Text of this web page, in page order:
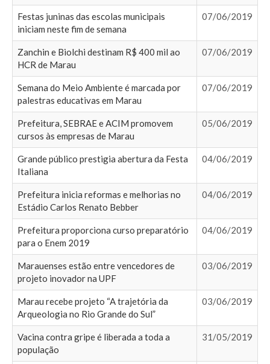
Festas juninas das escolas municipais
iniciam neste fim de semana
07/06/2019
Zanchin e Biolchi destinam R$ 400 mil ao
HCR de Marau
07/06/2019
Semana do Meio Ambiente é marcada por
palestras educativas em Marau
07/06/2019
Prefeitura, SEBRAE e ACIM promovem
cursos às empresas de Marau
05/06/2019
Grande público prestigia abertura da Festa
Italiana
04/06/2019
Prefeitura inicia reformas e melhorias no
Estádio Carlos Renato Bebber
04/06/2019
Prefeitura proporciona curso preparatório
para o Enem 2019
04/06/2019
Marauenses estão entre vencedores de
projeto inovador na UPF
03/06/2019
Marau recebe projeto “A trajetória da
Arqueologia no Rio Grande do Sul”
03/06/2019
Vacina contra gripe é liberada a toda a
população
31/05/2019